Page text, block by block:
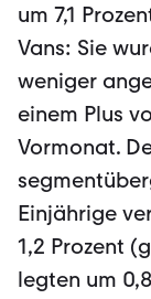
um 7,1
Vans: Sie
weniger
einem Plus
Vormonat.
Einjährige
1,2 Prozent
legten um